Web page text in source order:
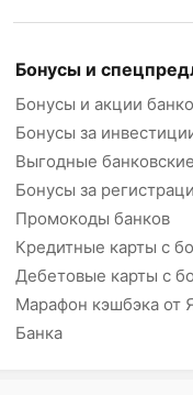
Бонусы и
Бонусы и акции
Бонусы за
Выгодные
Бонусы за
Промокоды банков
Кредитные карты с
Дебетовые карты с
Марафон кэшбэка от
Банка